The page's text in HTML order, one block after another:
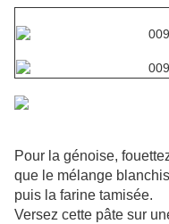
Pour la génoise,
que le mélange
puis la farine tamisée.
Versez cette pâte sur